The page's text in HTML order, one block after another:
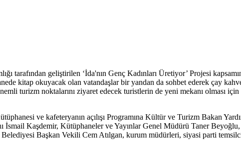
tarafından geliştirilen ‘İda'nın Genç Kadınları Üretiyor’ Projesi
kitap okuyacak olan vatandaşlar bir yandan da sohbet ederek çay
turizm noktalarını ziyaret edecek turistlerin de yeni mekanı olması
ve kafeteryanın açılışı Programına Kültür ve Turizm Bakan
Kaşdemir, Kütüphaneler ve Yayınlar Genel Müdürü Taner
Başkan Vekili Cem Atılgan, kurum müdürleri, siyasi parti